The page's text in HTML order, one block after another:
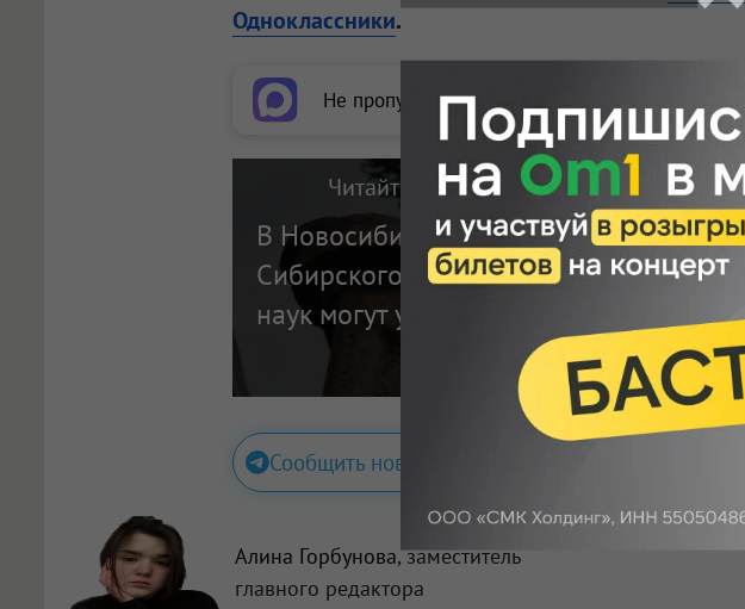
Одноклассники.
Не пропускайте важное — узнавайте первыми
Читайте также на портале Om1.ru
В Новосибирске экс-главу
Сибирского отделения Академии
наук могут условно осудить на 5 лет
Сообщить новость
Алина Горбунова, заместитель
главного редактора